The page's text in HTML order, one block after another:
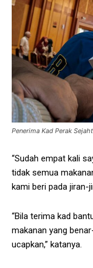
Penerima Kad Perak
“Sudah empat kali
tidak semua
kami beri pada jiran-
“Bila terima kad
makanan yang
ucapkan,” katanya.